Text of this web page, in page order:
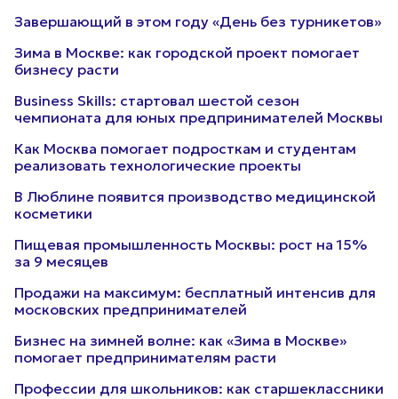
Завершающий в этом году «День без турникетов»
Зима в Москве: как городской проект помогает
бизнесу расти
Business Skills: стартовал шестой сезон
чемпионата для юных предпринимателей Москвы
Как Москва помогает подросткам и студентам
реализовать технологические проекты
В Люблине появится производство медицинской
косметики
Пищевая промышленность Москвы: рост на 15%
за 9 месяцев
Продажи на максимум: бесплатный интенсив для
московских предпринимателей
Бизнес на зимней волне: как «Зима в Москве»
помогает предпринимателям расти
Профессии для школьников: как старшеклассники